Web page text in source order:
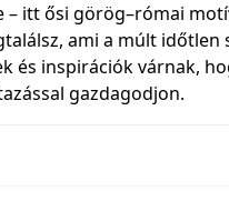
– itt ősi görög–római
ami a múlt időtlen
és inspirációk várnak,
gazdagodjon.